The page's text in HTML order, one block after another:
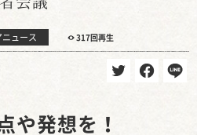
ニュース 317回再生
や発想を！